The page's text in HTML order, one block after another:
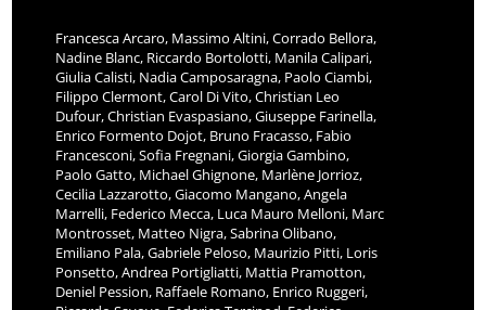
Francesca Arcaro, Massimo Altini, Corrado Bellora,
Nadine Blanc, Riccardo Bortolotti, Manila Calipari,
Giulia Calisti, Nadia Camposaragna, Paolo Ciambi,
Filippo Clermont, Carol Di Vito, Christian Leo
Dufour, Christian Evaspasiano, Giuseppe Farinella,
Enrico Formento Dojot, Bruno Fracasso, Fabio
Francesconi, Sofia Fregnani, Giorgia Gambino,
Paolo Gatto, Michael Ghignone, Marlène Jorrioz,
Cecilia Lazzarotto, Giacomo Mangano, Angela
Marrelli, Federico Mecca, Luca Mauro Melloni, Marc
Montrosset, Matteo Nigra, Sabrina Olibano,
Emiliano Pala, Gabriele Peloso, Maurizio Pitti, Loris
Ponsetto, Andrea Portigliatti, Mattia Pramotton,
Deniel Pession, Raffaele Romano, Enrico Ruggeri,